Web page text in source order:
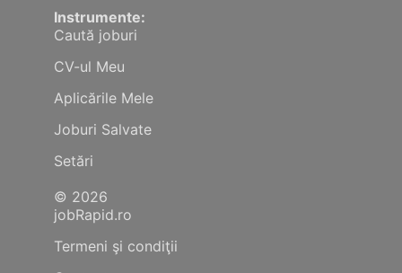
Instrumente:
Caută joburi
CV-ul Meu
Aplicările Mele
Joburi Salvate
Setări
© 2026
jobRapid.ro
Termeni şi condiţii